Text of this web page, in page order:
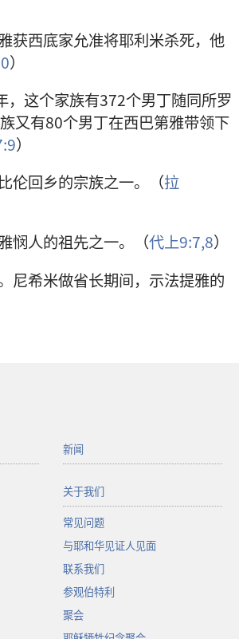
获西底家允准将耶利米杀死，他
）
这个家族有372个男丁随同所罗
又有80个男丁在西巴第雅带领下
）
伦回乡的宗族之一。（拉
悯人的祖先之一。（代上9:7,8）
尼希米做省长期间，示法提雅的
新闻
关于我们
常见问题
与耶和华见证人见面
联系我们
参观伯特利
聚会